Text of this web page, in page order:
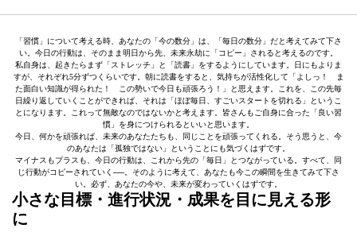
「習慣」について考える時、あなたの「今の数分」は、「毎日の数分」だと考えてみて下さ
い。今日の行動は、そのまま明日から先、未来永劫に「コピー」されると考えるのです。
私自身は、起きたらまず「ストレッチ」と「読書」をするようにしています。日にもよりま
すが、それぞれ5分ずつくらいです。朝に読書をすると、気持ちが活性化して「よしっ！ ま
た面白い知識が得られた！ この勢いで今日も頑張ろう！」と思えます。これを、この先毎
日繰り返していくことができれば、それは「ほぼ毎日、すごいスタートを切れる」というこ
とになります。これって無敵なのではないかと考えます。皆さんもご自身に合った「良い習
慣」を身につけられるといいと思います。
今日、何かを頑張れば、未来のあなたたちも、同じことを頑張ってくれる。そう思うと、今
のあなたは「孤独ではない」ということにも気づくはずです。
マイナスもプラスも、今日の行動は、これから先の「毎日」とつながっている。すべて、同
じ行動がコピーされていく──。そのように考えて、あなたも今この瞬間を生きてみて下さ
い。必ず、あなたの今や、未来が変わっていくはずです。
小さな目標・進行状況・成果を目に見える形
に